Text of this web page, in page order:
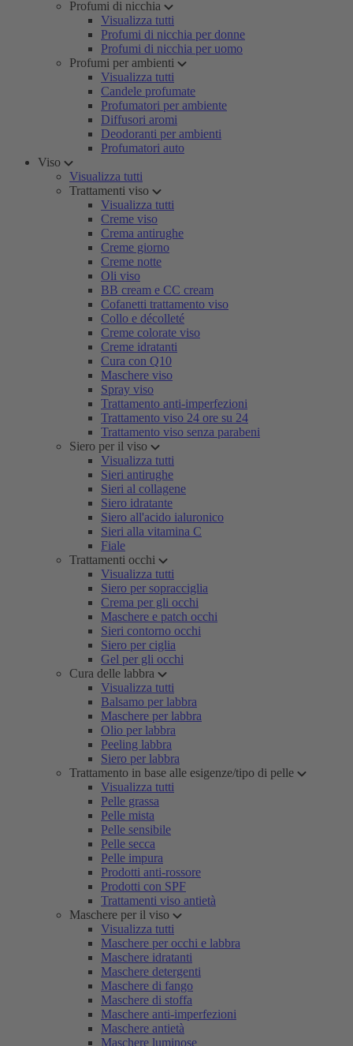
Profumi di nicchia
Visualizza tutti
Profumi di nicchia per donne
Profumi di nicchia per uomo
Profumi per ambienti
Visualizza tutti
Candele profumate
Profumatori per ambiente
Diffusori aromi
Deodoranti per ambienti
Profumatori auto
Viso
Visualizza tutti
Trattamenti viso
Visualizza tutti
Creme viso
Crema antirughe
Creme giorno
Creme notte
Oli viso
BB cream e CC cream
Cofanetti trattamento viso
Collo e décolleté
Creme colorate viso
Creme idratanti
Cura con Q10
Maschere viso
Spray viso
Trattamento anti-imperfezioni
Trattamento viso 24 ore su 24
Trattamento viso senza parabeni
Siero per il viso
Visualizza tutti
Sieri antirughe
Sieri al collagene
Siero idratante
Siero all'acido ialuronico
Sieri alla vitamina C
Fiale
Trattamenti occhi
Visualizza tutti
Siero per sopracciglia
Crema per gli occhi
Maschere e patch occhi
Sieri contorno occhi
Siero per ciglia
Gel per gli occhi
Cura delle labbra
Visualizza tutti
Balsamo per labbra
Maschere per labbra
Olio per labbra
Peeling labbra
Siero per labbra
Trattamento in base alle esigenze/tipo di pelle
Visualizza tutti
Pelle grassa
Pelle mista
Pelle sensibile
Pelle secca
Pelle impura
Prodotti anti-rossore
Prodotti con SPF
Trattamenti viso antietà
Maschere per il viso
Visualizza tutti
Maschere per occhi e labbra
Maschere idratanti
Maschere detergenti
Maschere di fango
Maschere di stoffa
Maschere anti-imperfezioni
Maschere antietà
Maschere luminose